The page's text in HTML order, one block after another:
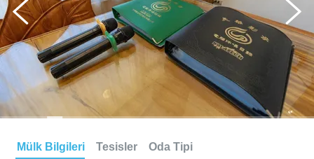
Mülk Bilgileri Tesisler Oda Tipi